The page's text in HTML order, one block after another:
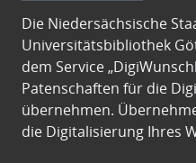
Die Niedersächsische
Universitätsbibliothek
dem Service
Patenschaften für die
übernehmen.
die Digitalisierung Ihres